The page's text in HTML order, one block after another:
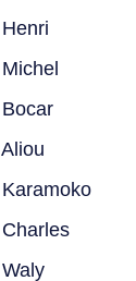
Henri
Michel
Bocar
Aliou
Karamoko
Charles
Waly